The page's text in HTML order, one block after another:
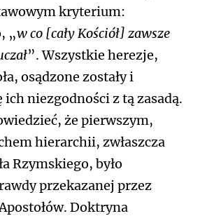
kryterium:
„w co [cały Kościół] zawsze
”. Wszystkie herezje,
osądzone zostały i
niezgodności z tą zasadą.
że pierwszym,
hierarchii, zwłaszcza
Rzymskiego, było
przekazanej przez
Doktryna